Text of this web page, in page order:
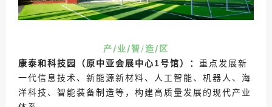
产/业/智 /造/区
康泰和科技园 （原中亚会展中心1号馆） ： 重点发展新
一代信息技术、新能源新材料、人工智能、机器人、海
洋科技、智能装备制造等，构建高质量发展的现代产业